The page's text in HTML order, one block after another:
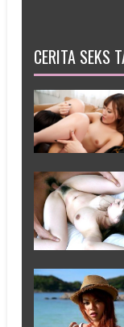
CERITA SEKS